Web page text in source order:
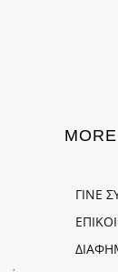
MORE
ΓΙΝΕ